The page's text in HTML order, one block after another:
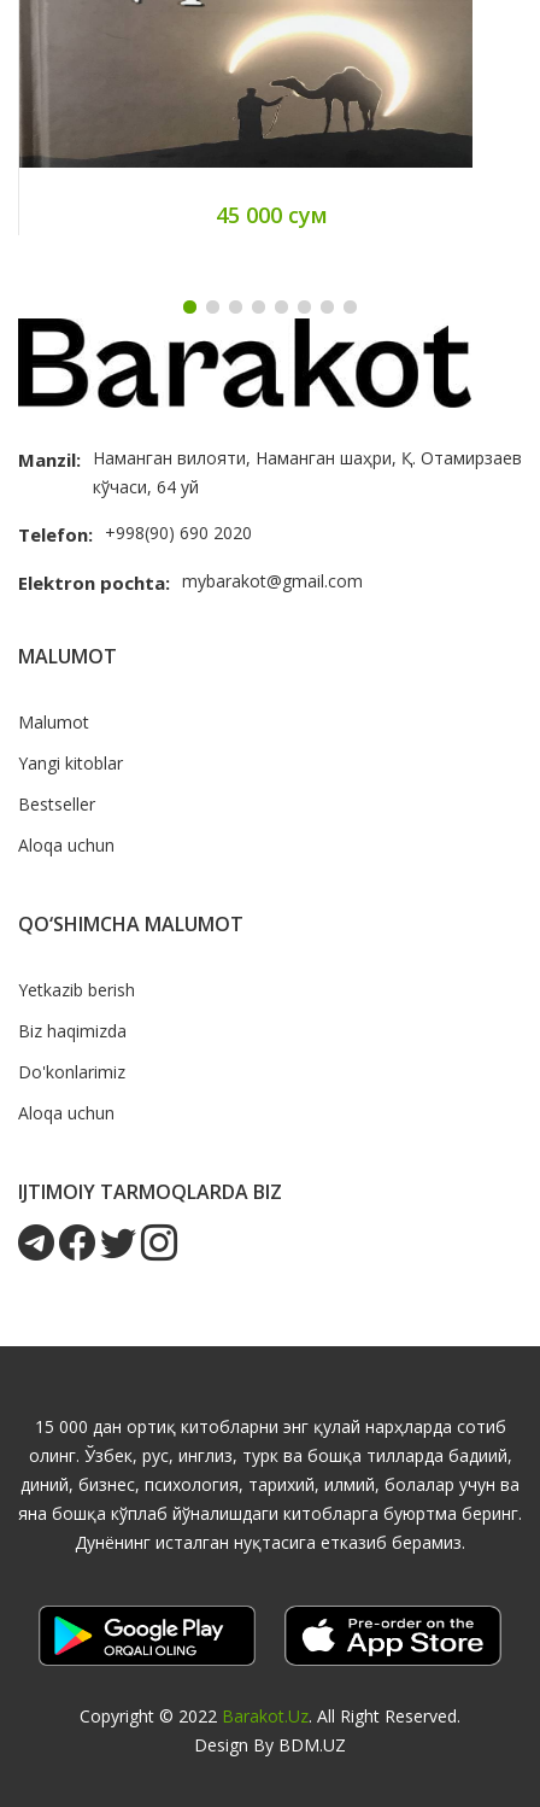
45 000 сум
Manzil: Наманган вилояти, Наманган шаҳри, Қ. Отамирзаев
кўчаси, 64 уй
Telefon: +998(90) 690 2020
Elektron pochta: mybarakot@gmail.com
MALUMOT
Malumot
Yangi kitoblar
Bestseller
Aloqa uchun
QO‘SHIMCHA MALUMOT
Yetkazib berish
Biz haqimizda
Do'konlarimiz
Aloqa uchun
IJTIMOIY TARMOQLARDA BIZ
15 000 дан ортиқ китобларни энг қулай нарҳларда сотиб
олинг. Ўзбек, рус, инглиз, турк ва бошқа тилларда бадиий,
диний, бизнес, психология, тарихий, илмий, болалар учун ва
яна бошқа кўплаб йўналишдаги китобларга буюртма беринг.
Дунёнинг исталган нуқтасига етказиб берамиз.
Copyright © 2022 Barakot.uz. All Right Reserved.
Design By BDM.UZ